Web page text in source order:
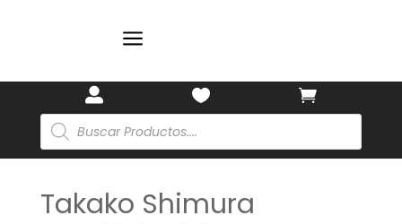
a
 

Búsqueda
de
productos
Takako Shimura